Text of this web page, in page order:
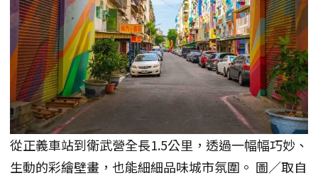
從正義車站到衛武營全長1.5公里，透過一幅幅巧妙、
生動的彩繪壁畫，也能細細品味城市氛圍。 圖／取自